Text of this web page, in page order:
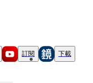
訂閱 下載